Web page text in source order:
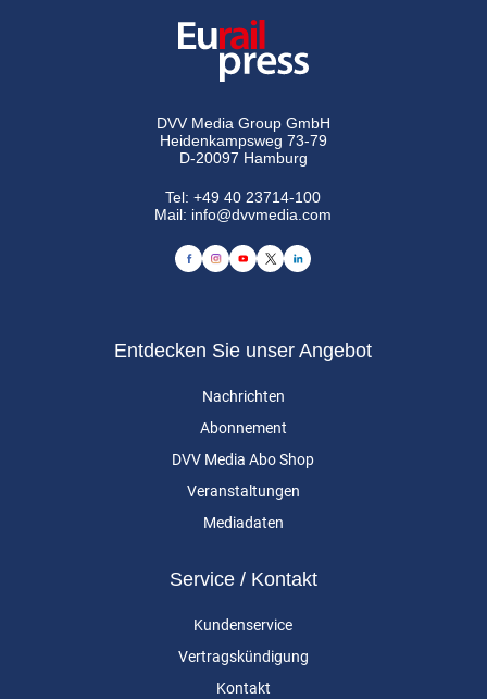
DVV Media Group GmbH
Heidenkampsweg 73-79
D-20097 Hamburg
Tel:+49 40 23714-100
Mail: info@dvvmedia.com
Entdecken Sie unser Angebot
Nachrichten
Abonnement
DVV Media Abo Shop
Veranstaltungen
Mediadaten
Service / Kontakt
Kundenservice
Vertragskündigung
Kontakt